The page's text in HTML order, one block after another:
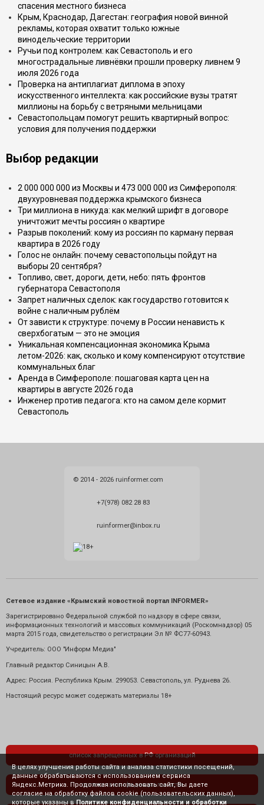
спасения местного бизнеса
Крым, Краснодар, Дагестан: география новой винной
рекламы, которая охватит только южные
винодельческие территории
Ручьи под контролем: как Севастополь и его
многострадальные ливнёвки прошли проверку ливнем 9
июля 2026 года
Проверка на антиплагиат диплома в эпоху
искусственного интеллекта: как российские вузы тратят
миллионы на борьбу с ветряными мельницами
Севастопольцам помогут решить квартирный вопрос:
условия для получения поддержки
Выбор редакции
2 000 000 000 из Москвы и 473 000 000 из Симферополя:
двухуровневая поддержка крымского бизнеса
Три миллиона в никуда: как мелкий шрифт в договоре
уничтожит мечты россиян о квартире
Разрыв поколений: кому из россиян по карману первая
квартира в 2026 году
Голос не онлайн: почему севастопольцы пойдут на
выборы 20 сентября?
Топливо, свет, дороги, дети, небо: пять фронтов
губернатора Севастополя
Запрет наличных сделок: как государство готовится к
войне с наличным рублём
От зависти к структуре: почему в России ненависть к
сверхбогатым — это не эмоция
Уникальная компенсационная экономика Крыма
летом-2026: как, сколько и кому компенсируют отсутствие
коммунальных благ
Аренда в Симферополе: пошаговая карта цен на
квартиры в августе 2026 года
Инженер против педагога: кто на самом деле кормит
Севастополь
© 2014 - 2026 ruinformer.com
+7(978) 082 28 83
ruinformer@inbox.ru
Сетевое издание «Крымский новостной портал INFORMER»
Зарегистрировано Федеральной службой по надзору в сфере связи,
информационных технологий и массовых коммуникаций (Роскомнадзор) 05
марта 2015 года, свидетельство о регистрации Эл № ФС77-60943.
Учредитель: ООО "Информ Медиа"
Главный редактор Синицын А.В.
Адрес: Россия. Республика Крым. 299053. Севастополь, ул. Руднева 26.
Настоящий ресурс может содержать материалы 18+
список запрещенных в РФ организаций
политика конфиденциальности
В целях улучшения работы сайта и анализа статистики посещений,
данные обрабатываются с использованием сервиса
Яндекс.Метрика. Продолжая использовать сайт, Вы даете
согласие на обработку файлов cookie (пользовательских данных),
которые указаны в Политике конфиденциальности и обработки